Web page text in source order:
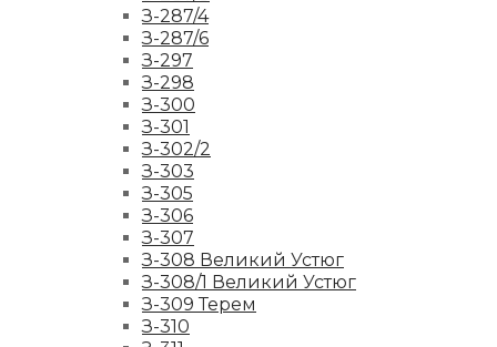
З-287/4
З-287/6
З-297
З-298
З-300
З-301
З-302/2
З-303
З-305
З-306
З-307
З-308 Великий Устюг
З-308/1 Великий Устюг
З-309 Терем
З-310